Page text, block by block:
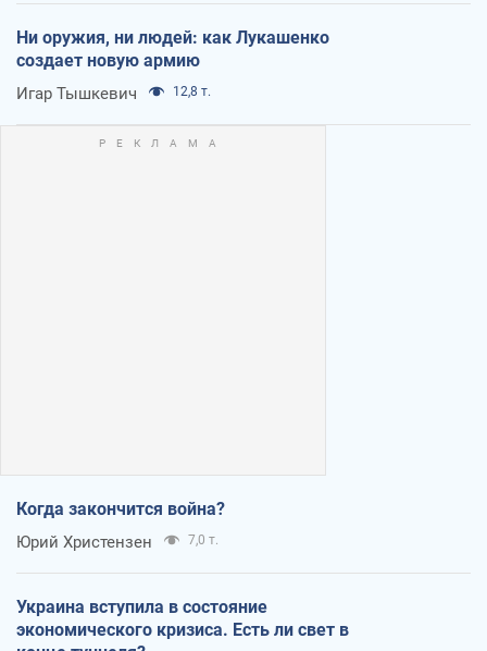
Ни оружия, ни людей: как Лукашенко
создает новую армию
Игар Тышкевич 12,8 т.
Когда закончится война?
Юрий Христензен 7,0 т.
Украина вступила в состояние
экономического кризиса. Есть ли свет в